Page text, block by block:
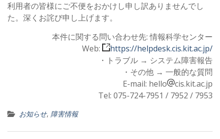
利用者の皆様にご不便をおかけし申し訳ありませんでし
た。深くお詫び申し上げます。
本件に関する問い合わせ先: 情報科学センター
Web:
https://helpdesk.cis.kit.ac.jp/
・トラブル → システム障害報告
・その他 → 一般的な質問
E-mail: hello
cis.kit.ac.jp
Tel: 075-724-7951 / 7952 / 7953
お知らせ, 障害情報